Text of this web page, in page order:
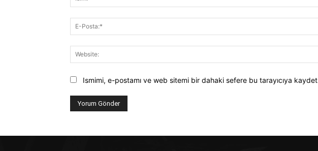
Ismimi, e-postamı ve web sitemi bir dahaki sefere bu tarayıcıya kaydet.